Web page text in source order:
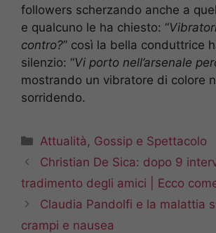
followers scherzando anche a
e qualcuno le ha chiesto: “
contro?” così la bella conduttrice
silenzio: “Vi porto nell’arsenale
mostrando un vibratore di colore
sorridendo.
Categorie
Attualità , Gossip e Spettacolo
Christian De Sica: dopo 9
tradimento degli amici | Ecco
Claudia Pandolfi e la malattia
crampi e nausea